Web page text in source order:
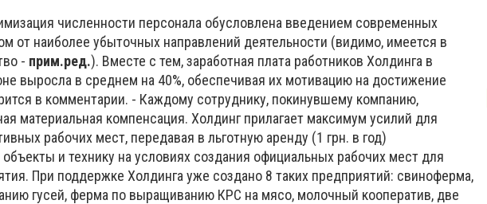
численности персонала обусловлена введением современных
от наиболее убыточных направлений деятельности (видимо, имеется в
- прим.ред.). Вместе с тем, заработная плата работников Холдинга в
выросла в среднем на 40%, обеспечивая их мотивацию на достижение
в комментарии. - Каждому сотруднику, покинувшему компанию,
материальная компенсация. Холдинг прилагает максимум усилий для
рабочих мест, передавая в льготную аренду (1 грн. в год)
и технику на условиях создания официальных рабочих мест для
При поддержке Холдинга уже создано 8 таких предприятий: свиноферма,
гусей, ферма по выращиванию КРС на мясо, молочный кооператив, две